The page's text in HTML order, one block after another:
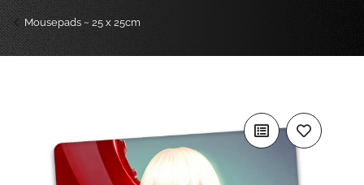
Mousepads ~ 25 x 25cm